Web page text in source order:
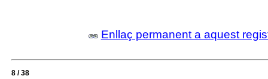
Enllaç permanent a aquest
8 / 38